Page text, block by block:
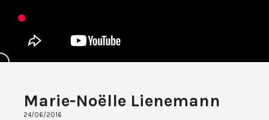
Marie-Noëlle Lienemann
24/06/2016